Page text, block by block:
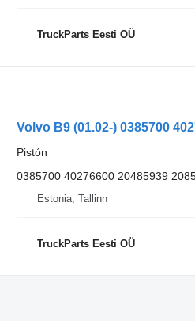
TruckParts Eesti OÜ
Pistón
0385700 40276600 20485939
Estonia, Tallinn
TruckParts Eesti OÜ